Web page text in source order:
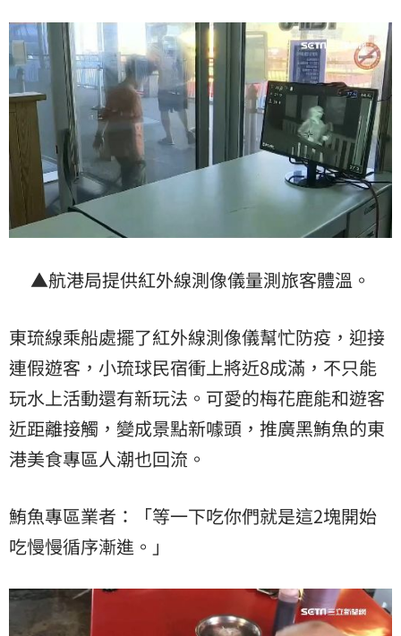
▲航港局提供紅外線測像儀量測旅客體溫。
東琉線乘船處擺了紅外線測像儀幫忙防疫，迎接
連假遊客，小琉球民宿衝上將近8成滿，不只能
玩水上活動還有新玩法。可愛的梅花鹿能和遊客
近距離接觸，變成景點新噱頭，推廣黑鮪魚的東
港美食專區人潮也回流。
鮪魚專區業者：「等一下吃你們就是這2塊開始
吃慢慢循序漸進。」